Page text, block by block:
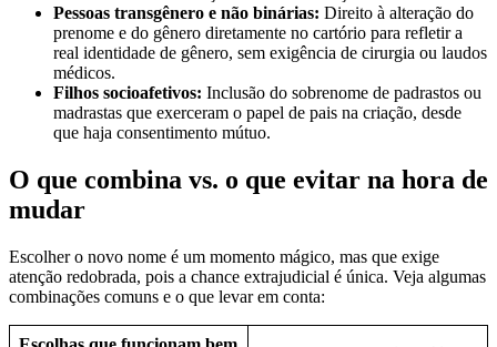
Pessoas transgênero e não binárias: Direito à alteração do
prenome e do gênero diretamente no cartório para refletir a
real identidade de gênero, sem exigência de cirurgia ou laudos
médicos.
Filhos socioafetivos: Inclusão do sobrenome de padrastos ou
madrastas que exerceram o papel de pais na criação, desde
que haja consentimento mútuo.
O que combina vs. o que evitar na hora de
mudar
Escolher o novo nome é um momento mágico, mas que exige
atenção redobrada, pois a chance extrajudicial é única. Veja algumas
combinações comuns e o que levar em conta: